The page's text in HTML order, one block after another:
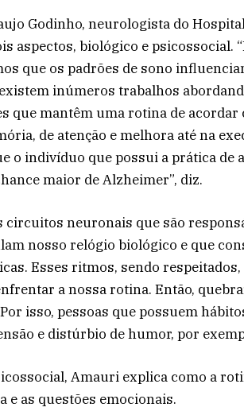
Godinho, neurologista do
aspectos, biológico e psicossocial.
que os padrões de sono
inúmeros trabalhos
que mantêm uma rotina de acordar
de atenção e melhora até na
o indivíduo que possui a prática
maior de Alzheimer”, diz.
circuitos neuronais que são
nosso relógio biológico e que
Esses ritmos, sendo
a nossa rotina. Então,
isso, pessoas que possuem
e distúrbio de humor, por
Amauri explica como a
e as questões emocionais.